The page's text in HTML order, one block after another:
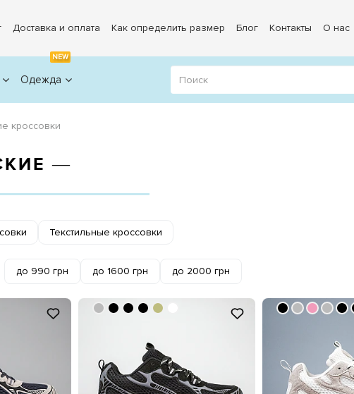
Доставка и оплата Как определить размер Блог Контакты О нас
NEW
Одежда
кроссовки
―
Текстильные кроссовки
до 990 грн до 1600 грн до 2000 грн